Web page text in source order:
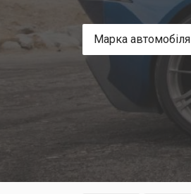
Марка автомобіля